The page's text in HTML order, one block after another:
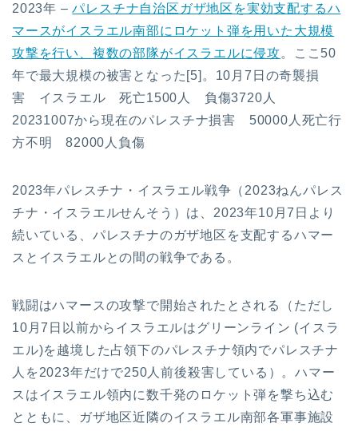
2023年 –パレスチナ自治区ガザ地区を実効支配するハ
マースがイスラエル南部にロケット弾を用いた大規模
攻撃を行い、複数の部隊がイスラエルに侵攻。ここ50
年で最大規模の被害となった[5]。10月7日の奇襲損
害 イスラエル 死亡1500人 負傷3720人
20231007から現在のパレスチナ損害 50000人死亡行
方不明 82000人負傷
2023年パレスチナ・イスラエル戦争（2023ねんパレス
チナ・イスラエルせんそう）は、2023年10月7日より
続いている、パレスチナのガザ地区を支配するハマー
スとイスラエルとの間の戦争である。
戦闘はハマースの攻撃で開始されたとされる（ただし
10月7日以前からイスラエルはグリーンライン (イスラ
エル)を越境した占領下のパレスチナ領内でパレスチナ
人を2023年だけで250人前後殺害している）。ハマー
スはイスラエル領内に数千発のロケット弾を撃ち込む
とともに、ガザ地区近隣のイスラエル南部各軍事施設